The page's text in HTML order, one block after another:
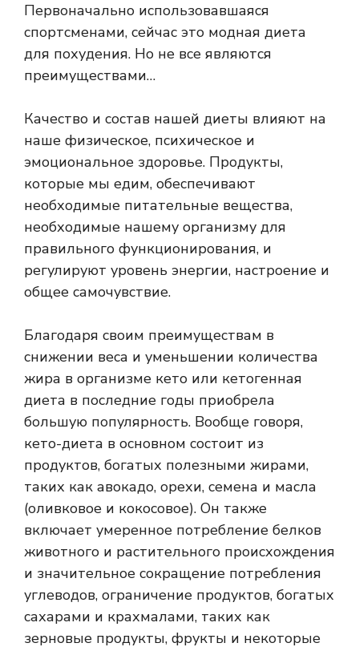
Первоначально использовавшаяся
спортсменами, сейчас это модная диета
для похудения. Но не все являются
преимуществами…
Качество и состав нашей диеты влияют на
наше физическое, психическое и
эмоциональное здоровье. Продукты,
которые мы едим, обеспечивают
необходимые питательные вещества,
необходимые нашему организму для
правильного функционирования, и
регулируют уровень энергии, настроение и
общее самочувствие.
Благодаря своим преимуществам в
снижении веса и уменьшении количества
жира в организме кето или кетогенная
диета в последние годы приобрела
большую популярность. Вообще говоря,
кето-диета в основном состоит из
продуктов, богатых полезными жирами,
таких как авокадо, орехи, семена и масла
(оливковое и кокосовое). Он также
включает умеренное потребление белков
животного и растительного происхождения
и значительное сокращение потребления
углеводов, ограничение продуктов, богатых
сахарами и крахмалами, таких как
зерновые продукты, фрукты и некоторые